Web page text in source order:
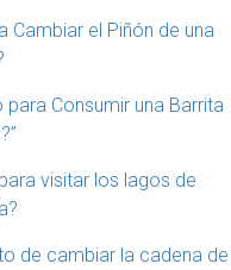
Cambiar el Piñón de una
Consumir una Barrita
visitar los lagos de
de cambiar la cadena de